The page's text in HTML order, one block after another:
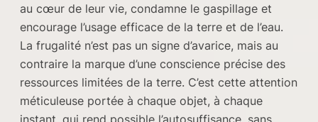
au cœur de leur vie, condamne le gaspillage et
encourage l’usage efficace de la terre et de l’eau.
La frugalité n’est pas un signe d’avarice, mais au
contraire la marque d’une conscience précise des
ressources limitées de la terre. C’est cette attention
méticuleuse portée à chaque objet, à chaque
instant, qui rend possible l’autosuffisance, sans